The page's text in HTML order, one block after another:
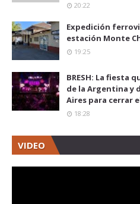
20:22
Expedición
estación Monte
19:25
BRESH: La fiesta
de la Argentina y
Aires para cerrar
18:28
VIDEO